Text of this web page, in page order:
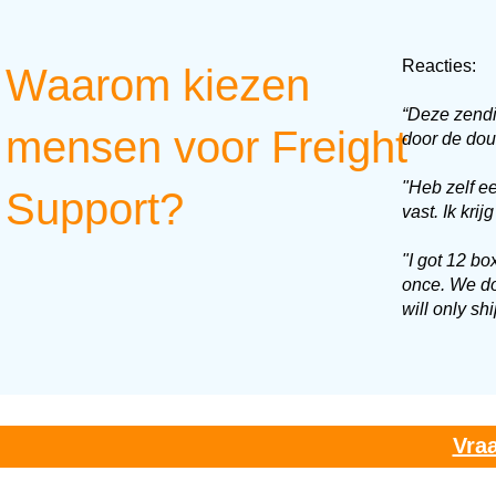
Waarom kiezen
mensen voor Freight
Support?
Reacties:
“Deze
door de
"Heb zelf
vast. Ik
"I got 12
once. We
will only